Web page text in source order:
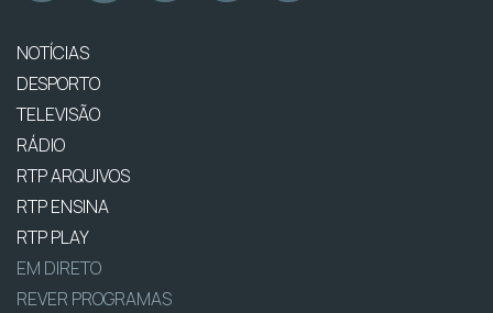
NOTÍCIAS
DESPORTO
TELEVISÃO
RÁDIO
RTP ARQUIVOS
RTP ENSINA
RTP PLAY
EM DIRETO
REVER PROGRAMAS